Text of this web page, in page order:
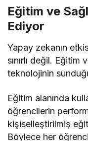
Eğitim ve
Ediyor
Yapay zekanın
sınırlı değil. Eğitim
teknolojinin
Eğitim alanında
öğrencilerin
kişiselleştirilmiş
Böylece her